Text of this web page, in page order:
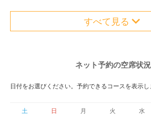
すべて見る
ネット予約の空席状況
日付をお選びください。予約できるコースを表示し
土 日 月 火 水